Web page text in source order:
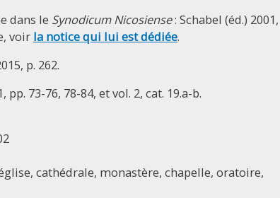
dans le Synodicum Nicosiense: Schabel (éd.) 2001,
voir la notice qui lui est dédiée.
p. 262.
73-76, 78-84, et vol. 2, cat. 19.a-b.
cathédrale, monastère, chapelle, oratoire,